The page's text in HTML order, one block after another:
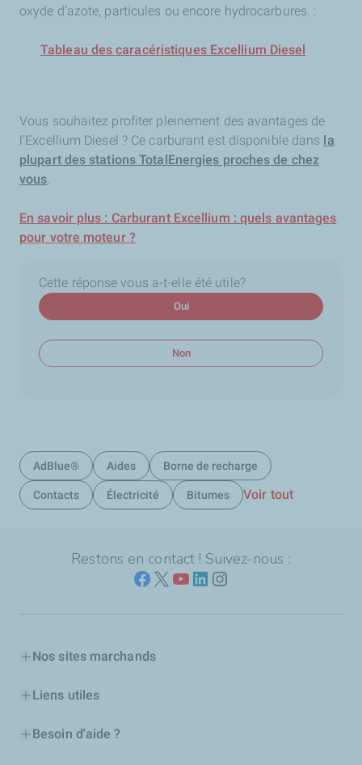
oxyde d’azote, particules ou encore hydrocarbures. :
Tableau des caracéristiques Excellium Diesel
Vous souhaitez profiter pleinement des avantages de
l’Excellium Diesel ? Ce carburant est disponible dans la
plupart des stations TotalEnergies proches de chez
vous.
En savoir plus : Carburant Excellium : quels avantages
pour votre moteur ?
Cette réponse vous a-t-elle été utile?
Oui
Non
AdBlue® Aides Borne de recharge
Contacts Électricité Bitumes Voir tout
Restons en contact ! Suivez-nous :
Nos sites marchands
Liens utiles
Besoin d'aide ?